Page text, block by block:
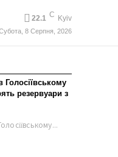
22.1 C Kyiv
8 Серпня, 2026
Голосіївському
резервуари з